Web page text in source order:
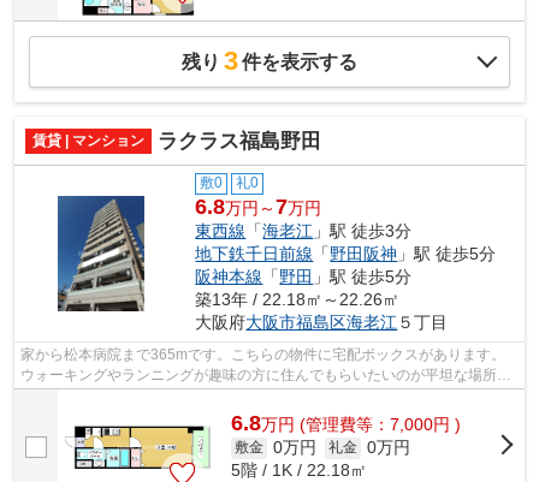
残り 3件を表示する
賃貸 | マンション ラクラス福島野田
敷0 礼0
6.8万円～7万円
東西線 「海老江 」駅 徒歩3分
地下鉄千日前線 「野田阪神 」駅 徒歩5分
阪神本線 「野田 」駅 徒歩5分
築13年 / 22.18㎡～22.26㎡
大阪府大阪市福島区海老江 ５丁目
家から松本病院まで365mです。こちらの物件に宅配ボックスがあります。
ウォーキングやランニングが趣味の方に住んでもらいたいのが平坦な場所に
あるマンションです。初期費用カード決...
6.8万円 (管理費等：7,000円 )
敷金 0万円 礼金 0万円
5階 / 1K / 22.18㎡